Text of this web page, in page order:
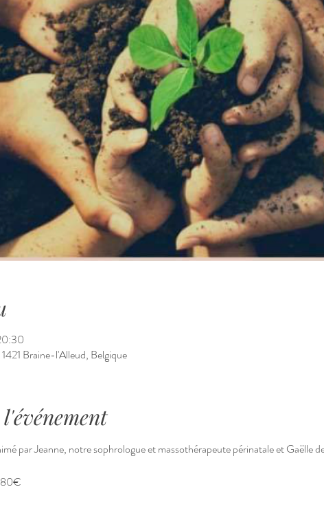
Braine-l'Alleud, Belgique
par Jeanne, notre sophrologue et massothérapeute périnatale et Gaëlle
80€